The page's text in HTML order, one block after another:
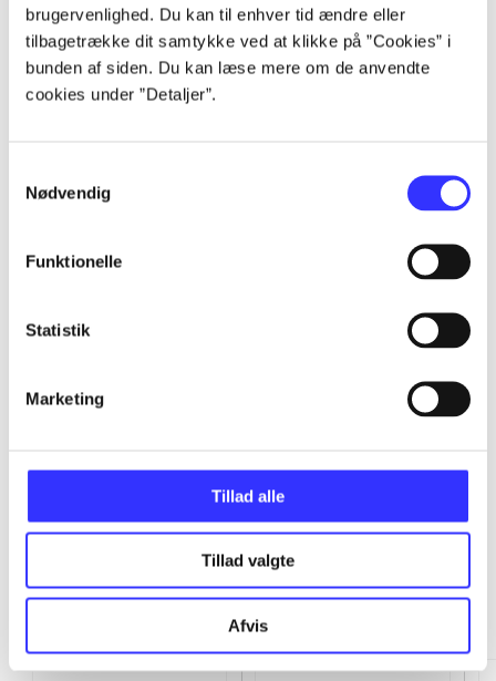
brugervenlighed. Du kan til enhver tid ændre eller
tilbagetrække dit samtykke ved at klikke på ”Cookies” i
bunden af siden. Du kan læse mere om de anvendte
cookies under ”Detaljer”.
Nødvendig
Funktionelle
Statistik
Marketing
Tillad alle
Tillad valgte
Afvis
Artikler
Alle registrerede artikler fordelt på udgivelser
Minder om